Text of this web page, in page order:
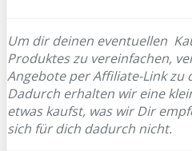
Um dir deinen eventuellen
Produktes zu vereinfachen,
Angebote per Affiliate-Link zu
Dadurch erhalten wir eine
etwas kaufst, was wir Dir
sich für dich dadurch nicht.